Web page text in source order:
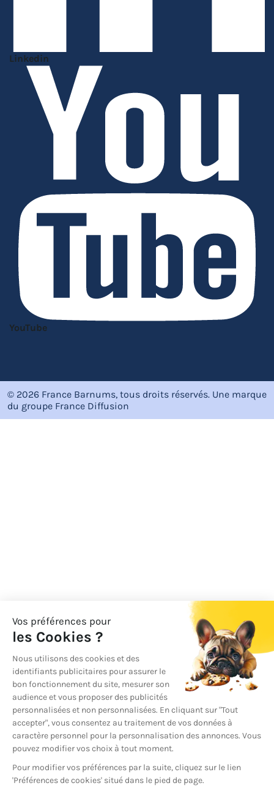
Linkedin
YouTube
© 2026 France Barnums, tous droits réservés. Une marque
du groupe France Diffusion